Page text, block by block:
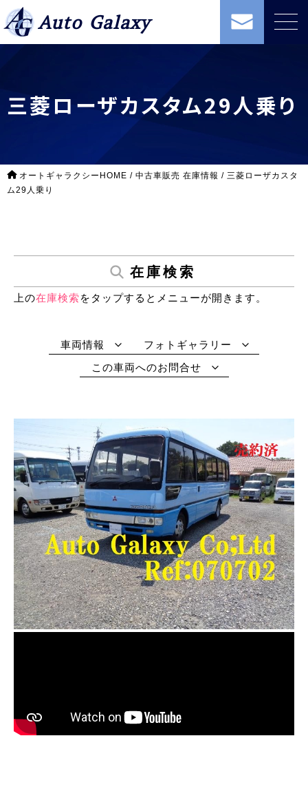
Auto Galaxy
三菱ローザカスタム29人乗り
オートギャラクシーHOME / 中古車販売 在庫情報 / 三菱ローザカスタ
ム29人乗り
在庫検索
上の在庫検索をタップするとメニューが開きます。
車両情報
フォトギャラリー
この車両へのお問合せ